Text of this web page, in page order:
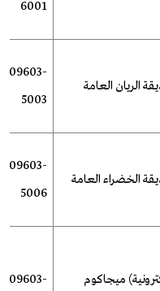
6001
الريان العامة
5003
الخضراء العامة
5006
ميجاكوم